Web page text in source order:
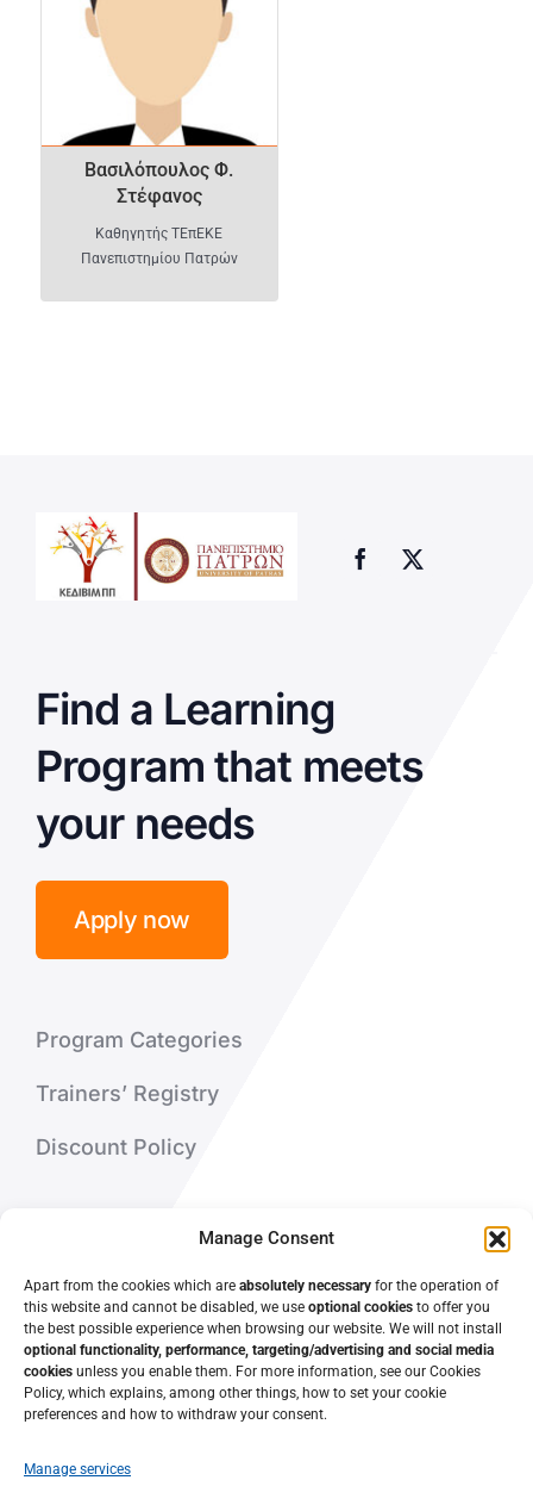
Manage Consent
Apart from the cookies which are absolutely necessary for the operation of
this website and cannot be disabled, we use optional cookies to offer you
the best possible experience when browsing our website. We will not install
optional functionality, performance, targeting/advertising and social media
cookies unless you enable them. For more information, see our Cookies
Policy, which explains, among other things, how to set your cookie
preferences and how to withdraw your consent.
Manage services
Βασιλόπουλος Φ.
Στέφανος
Καθηγητής ΤΕπΕΚΕ
Πανεπιστημίου Πατρών
Find a Learning
Program that meets
your needs
Apply now
Program Categories
Trainers’ Registry
Discount Policy
Contact Us